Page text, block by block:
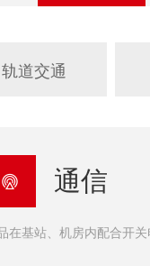
轨道交通
 通信
在基站、机房内配合开